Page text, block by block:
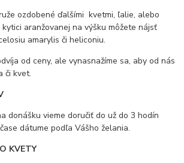
ozdobené ďalšími kvetmi, ľalie, alebo
aranžovanej na výšku môžete nájsť
amarylis či heliconiu.
od ceny, ale vynasnažíme sa, aby od nás
či kvet.
donášku vieme doručiť do už do 3 hodín
dátume podľa Vášho želania.
KVETY